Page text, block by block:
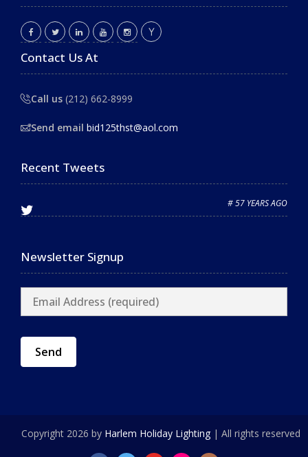
Contact Us At
Call us (212) 662-8999
Send email bid125thst@aol.com
Recent Tweets
# 57 YEARS AGO
Newsletter Signup
Copyright 2026 by Harlem Holiday Lighting | All rights reserved